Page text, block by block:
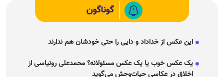
یک عکس خوب یا یک عکس مسئولانه؟ محمدعلی رونیاسی از
اخلاق در عکاسی حیات‌وحش می‌گوید
«توافق مکه»؛ هرگونه حمله مسلحانه علیه ترکیه، پاکستان و
عربستان، حمله به هر سه کشور تلقی می‌شود
ژیلا هدائی درگذشت